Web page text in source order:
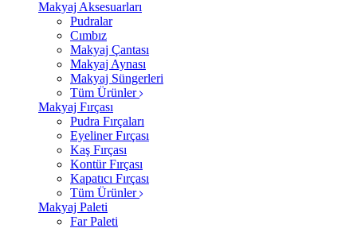
Makyaj Aksesuarları
Pudralar
Cımbız
Makyaj Çantası
Makyaj Aynası
Makyaj Süngerleri
Tüm Ürünler
Makyaj Fırçası
Pudra Fırçaları
Eyeliner Fırçası
Kaş Fırçası
Kontür Fırçası
Kapatıcı Fırçası
Tüm Ürünler
Makyaj Paleti
Far Paleti